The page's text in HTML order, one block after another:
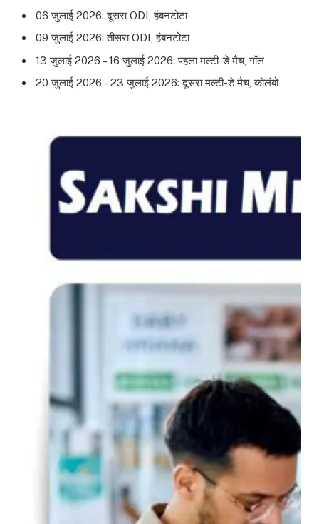
06 जुलाई 2026: दूसरा ODI, हंबनटोटा
09 जुलाई 2026: तीसरा ODI, हंबनटोटा
13 जुलाई 2026 – 16 जुलाई 2026: पहला मल्टी-डे मैच, गॉल
20 जुलाई 2026 – 23 जुलाई 2026: दूसरा मल्टी-डे मैच, कोलंबो